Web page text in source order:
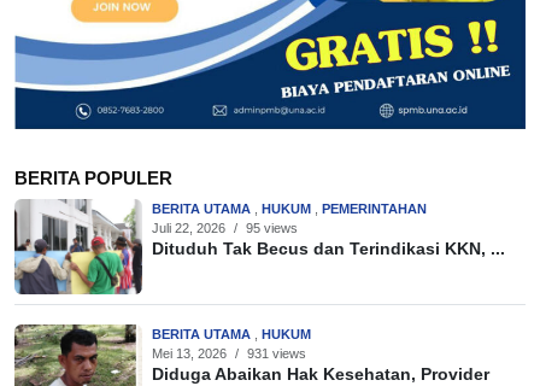
BERITA POPULER
BERITA UTAMA HUKUM
PEMERINTAHAN
Juli 22, 2026 / 95 views
Dituduh Tak Becus dan Terindikasi KKN, ...
BERITA UTAMA
HUKUM
Mei 13, 2026 / 931 views
Diduga Abaikan Hak Kesehatan, Provider